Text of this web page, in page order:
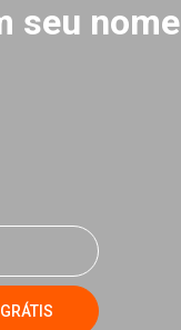
seu nome